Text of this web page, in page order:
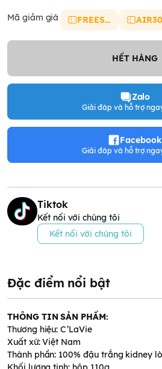
Mã giảm giá FREESHIP AIR30
HẾT HÀNG
Zalo
Giải đáp và hỗ trợ
Facebook
Giải đáp và hỗ trợ
Tiktok
Kết nối với chúng tôi
Kết nối với chúng tôi
Đặc điểm nổi bật
THÔNG TIN SẢN PHẨM:
Thương hiệu: C’LaVie
Xuất xứ: Việt Nam
Thành phần: 100% đậu trắng kidney